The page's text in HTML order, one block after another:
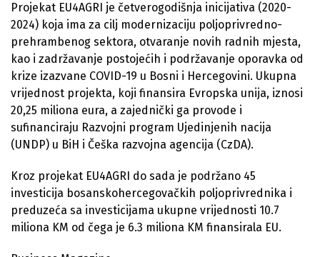
Projekat EU4AGRI je četverogodišnja inicijativa (2020-
2024) koja ima za cilj modernizaciju poljoprivredno-
prehrambenog sektora, otvaranje novih radnih mjesta,
kao i zadržavanje postojećih i podržavanje oporavka od
krize izazvane COVID-19 u Bosni i Hercegovini. Ukupna
vrijednost projekta, koji finansira Evropska unija, iznosi
20,25 miliona eura, a zajednički ga provode i
sufinanciraju Razvojni program Ujedinjenih nacija
(UNDP) u BiH i Češka razvojna agencija (CzDA).
Kroz projekat EU4AGRI do sada je podržano 45
investicija bosanskohercegovačkih poljoprivrednika i
preduzeća sa investicijama ukupne vrijednosti 10.7
miliona KM od čega je 6.3 miliona KM finansirala EU.